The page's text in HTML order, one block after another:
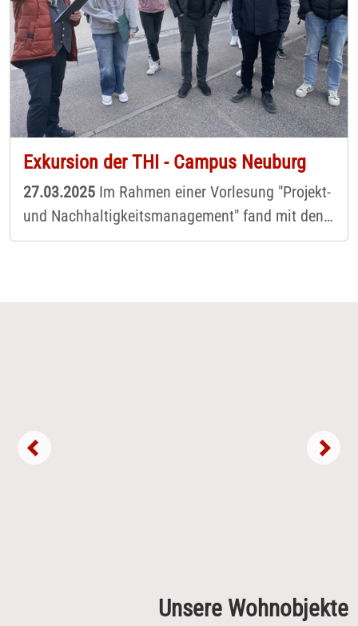
Exkursion der THI - Campus Neuburg
27.03.2025 Im Rahmen einer Vorlesung "Projekt-
und Nachhaltigkeitsmanagement" fand mit den
Studierenden des Nachhaltigen
Wohnquartiers im "Ostend". Dort ist die
Unsere Wohnobjekte